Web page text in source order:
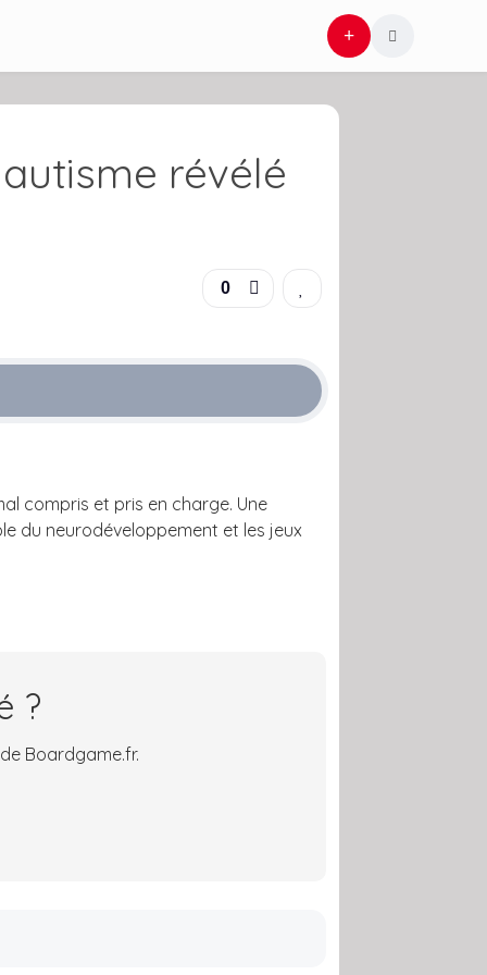
révélé
0
compris et pris en charge. Une
du neurodéveloppement et les jeux
?
Boardgame.fr.